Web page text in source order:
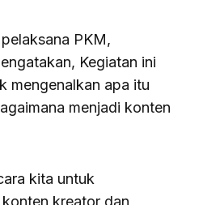
PKM,
Kegiatan ini
mengenalkan apa itu
menjadi konten
kita untuk
kreator dan